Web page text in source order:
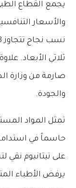
يجمع القطاع
والأسعار
ثلاثي الأبعاد.
صارمة من وزارة
والجودة.
تمثل المواد
حاسماً في استدامة
على تيتانيوم نقي
يرفض الأطباء